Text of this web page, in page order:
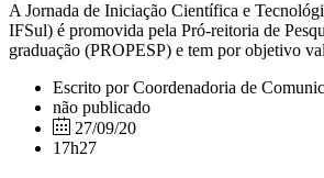
A Jornada de Iniciação Científica e
IFSul) é promovida pela Pró-reitoria de
graduação (PROPESP) e tem por objetivo
Escrito por Coordenadoria de
não publicado
27/09/20
17h27